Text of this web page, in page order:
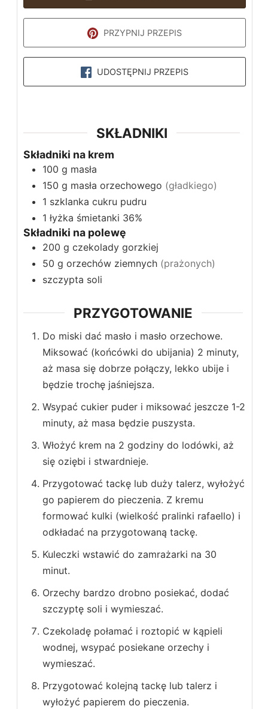
PRZYPNIJ PRZEPIS
UDOSTĘPNIJ PRZEPIS
SKŁADNIKI
Składniki na krem
100 g masła
150 g masła orzechowego (gładkiego)
1 szklanka cukru pudru
1 łyżka śmietanki 36%
Składniki na polewę
200 g czekolady gorzkiej
50 g orzechów ziemnych (prażonych)
szczypta soli
PRZYGOTOWANIE
Do miski dać masło i masło orzechowe.
Miksować (końcówki do ubijania) 2 minuty,
aż masa się dobrze połączy, lekko ubije i
będzie trochę jaśniejsza.
Wsypać cukier puder i miksować jeszcze 1-2
minuty, aż masa będzie puszysta.
Włożyć krem na 2 godziny do lodówki, aż
się oziębi i stwardnieje.
Przygotować tackę lub duży talerz, wyłożyć
go papierem do pieczenia. Z kremu
formować kulki (wielkość pralinki rafaello) i
odkładać na przygotowaną tackę.
Kuleczki wstawić do zamrażarki na 30
minut.
Orzechy bardzo drobno posiekać, dodać
szczyptę soli i wymieszać.
Czekoladę połamać i roztopić w kąpieli
wodnej, wsypać posiekane orzechy i
wymieszać.
Przygotować kolejną tackę lub talerz i
wyłożyć papierem do pieczenia.